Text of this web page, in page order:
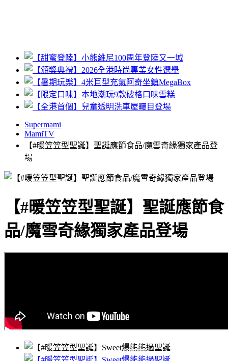
Supermami
MamiTV
【#暖笠笠型聖誕】聖誕應節食品/魔雪奇緣獨家產品登
場
【#暖笠笠型聖誕】聖誕應節食
品/魔雪奇緣獨家產品登場